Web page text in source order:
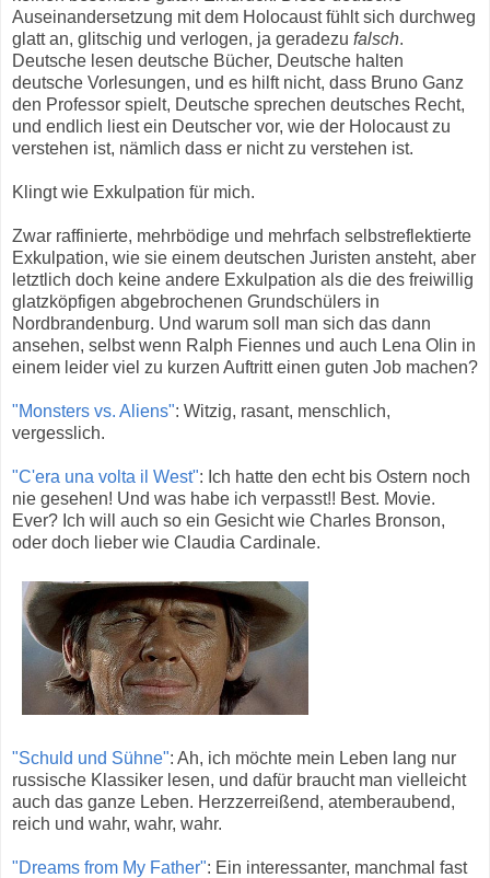
Auseinandersetzung mit dem Holocaust fühlt sich durchweg
glatt an, glitschig und verlogen, ja geradezu falsch.
Deutsche lesen deutsche Bücher, Deutsche halten
deutsche Vorlesungen, und es hilft nicht, dass Bruno Ganz
den Professor spielt, Deutsche sprechen deutsches Recht,
und endlich liest ein Deutscher vor, wie der Holocaust zu
verstehen ist, nämlich dass er nicht zu verstehen ist.
Klingt wie Exkulpation für mich.
Zwar raffinierte, mehrbödige und mehrfach selbstreflektierte
Exkulpation, wie sie einem deutschen Juristen ansteht, aber
letztlich doch keine andere Exkulpation als die des freiwillig
glatzköpfigen abgebrochenen Grundschülers in
Nordbrandenburg. Und warum soll man sich das dann
ansehen, selbst wenn Ralph Fiennes und auch Lena Olin in
einem leider viel zu kurzen Auftritt einen guten Job machen?
"Monsters vs. Aliens": Witzig, rasant, menschlich,
vergesslich.
"C'era una volta il West": Ich hatte den echt bis Ostern noch
nie gesehen! Und was habe ich verpasst!! Best. Movie.
Ever? Ich will auch so ein Gesicht wie Charles Bronson,
oder doch lieber wie Claudia Cardinale.
"Schuld und Sühne": Ah, ich möchte mein Leben lang nur
russische Klassiker lesen, und dafür braucht man vielleicht
auch das ganze Leben. Herzzerreißend, atemberaubend,
reich und wahr, wahr, wahr.
"Dreams from My Father": Ein interessanter, manchmal fast